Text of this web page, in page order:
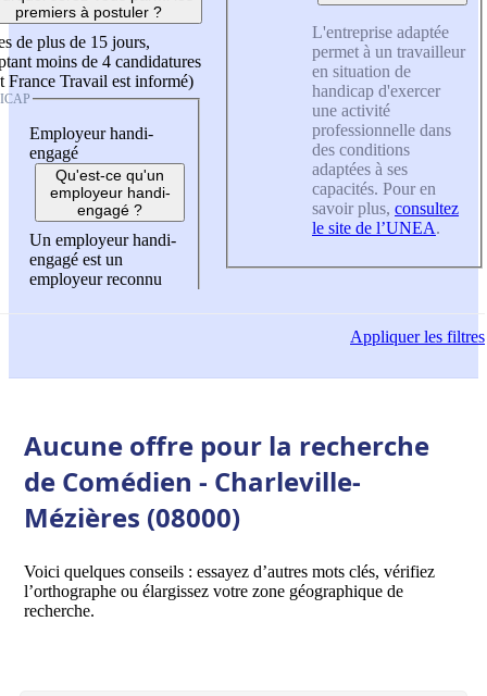
premiers à postuler ?
de plus de 15 jours,
moins de 4 candidatures
France Travail est informé)
Employeur handi-
engagé
Qu'est-ce qu'un
employeur handi-
engagé ?
Un employeur handi-
engagé est un
employeur reconnu
L'entreprise adaptée
permet à un travailleur
en situation de
handicap d'exercer
une activité
professionnelle dans
des conditions
adaptées à ses
capacités. Pour en
savoir plus, consultez
le site de l’UNEA.
Appliquerles filtres
Aucune offre pour la recherche
de Comédien - Charleville-
Mézières (08000)
Voici quelques conseils : essayez d’autres mots clés, vérifiez
l’orthographe ou élargissez votre zone géographique de
recherche.